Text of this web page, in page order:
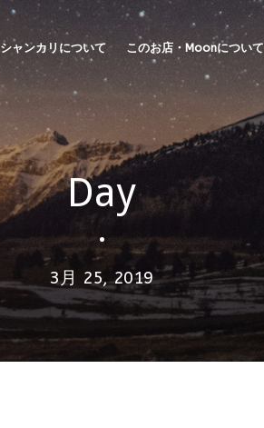
シャンカリについて このお店・Moonについて
Day
•
3月 25, 2019